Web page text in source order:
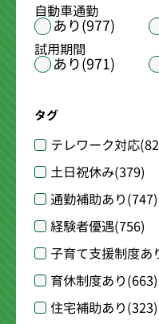
自動車通勤
あり(977)
試用期間
あり(971)
タグ
テレワーク対応
土日祝休み(379)
通勤補助あり(747)
経験者優遇(756)
子育て支援制度あ
育休制度あり(663)
住宅補助あり(323)